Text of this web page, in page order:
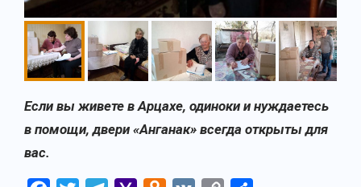
Если вы живете в Арцахе, одиноки и нуждаетесь
в помощи, двери «Анганак» всегда открыты для
вас.